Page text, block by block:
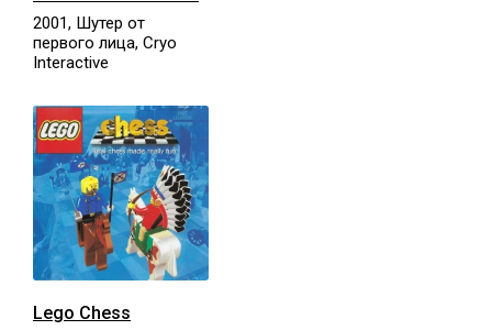
2001, Шутер от
первого лица, Cryo
Interactive
Lego Chess